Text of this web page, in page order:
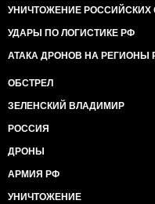
УНИЧТОЖЕНИЕ РОССИЙСКИХ
УДАРЫ ПО ЛОГИСТИКЕ РФ
АТАКА ДРОНОВ НА РЕГИОНЫ
ОБСТРЕЛ
ЗЕЛЕНСКИЙ ВЛАДИМИР
РОССИЯ
ДРОНЫ
АРМИЯ РФ
УНИЧТОЖЕНИЕ